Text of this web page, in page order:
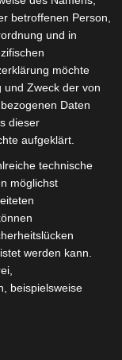
dabei
besuchen
für unsere
betroffenen Person,
und in
möchte
und Zweck der von
Daten
dieser
aufgeklärt.
technische
möglichst
werden kann.
beispielsweise